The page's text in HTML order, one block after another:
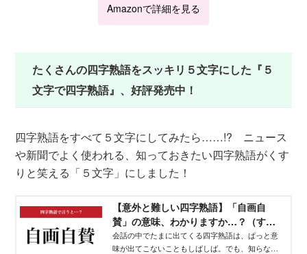
Amazonで詳細を見る
たくさんの四字熟語をスッキリ５文字にした『５
文字で四字熟語』、好評発売中！
四字熟語をすべて５文字にしてみたら……!? ニュース
や新聞でよく使われる、知っておきたい四字熟語がくす
りと笑える「５文字」にしました！
【意外と難しい四字熟語】「自画自
賛」の意味、わかりますか…？（すと
う けんたろう） | 現代ビジネス
会話の中でたまに出てくる四字熟語は、ぱっと意
味が出てこないこともしばしば。でも、知らない